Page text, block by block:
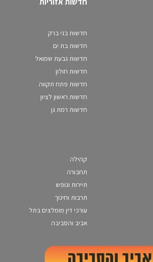
חדשות בני ברק
חדשות בת ים
חדשות גבעת שמואל
חדשות חולון
חדשות פתח תקווה
חדשות ראשון לציון
חדשות רמת גן
קהילה
תחבורה
תיירות ונופש
תרבות וחינוך
עורכי דין מומלצים בתל
אביב והסביבה